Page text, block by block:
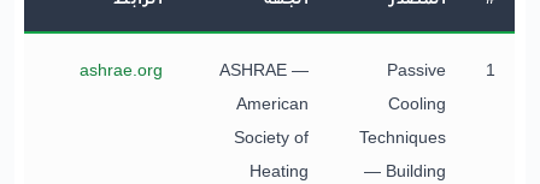
1
Passive
Cooling
Techniques
— Building
ASHRAE —
American
Society of
Heating
ashrae.org